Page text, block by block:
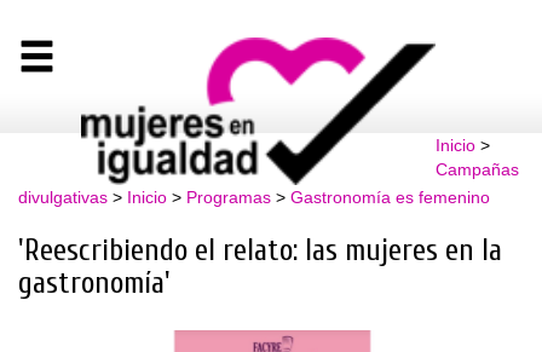
Inicio>
Campañas
divulgativas > Inicio > Programas > Gastronomía es femenino
'Reescribiendo el relato: las mujeres en la
gastronomía'